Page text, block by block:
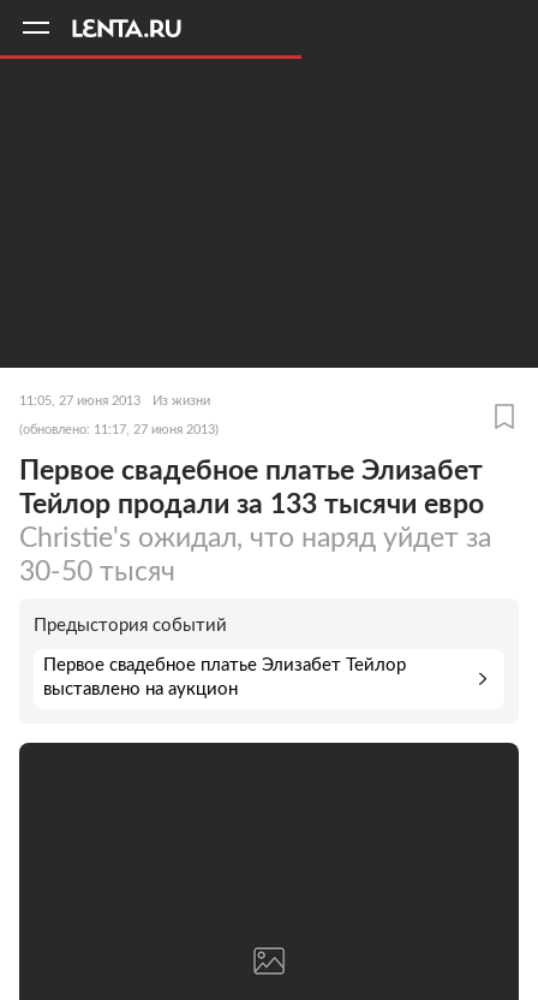
11:05, 27 июня 2013 Из жизни
(обновлено: 11:17, 27 июня 2013)
Первое свадебное платье Элизабет
Тейлор продали за 133 тысячи евро
Christie's ожидал, что наряд уйдет за
30-50 тысяч
Предыстория событий
Первое свадебное платье Элизабет Тейлор
выставлено на аукцион